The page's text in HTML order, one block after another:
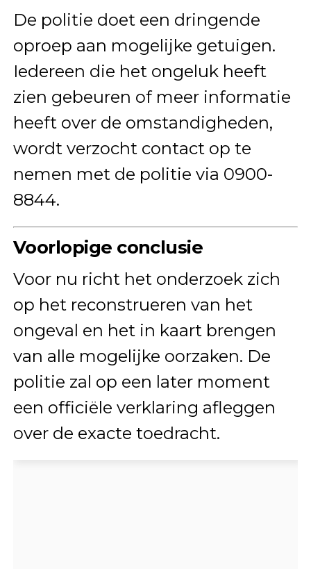
De politie doet een dringende
oproep aan mogelijke getuigen.
Iedereen die het ongeluk heeft
zien gebeuren of meer informatie
heeft over de omstandigheden,
wordt verzocht contact op te
nemen met de politie via 0900-
8844.
Voorlopige conclusie
Voor nu richt het onderzoek zich
op het reconstrueren van het
ongeval en het in kaart brengen
van alle mogelijke oorzaken. De
politie zal op een later moment
een officiële verklaring afleggen
over de exacte toedracht.